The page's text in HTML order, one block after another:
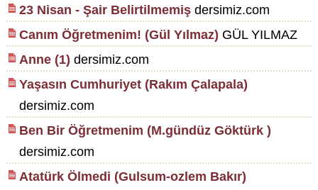
23 Nisan - Şair Belirtilmemişdersimiz.com
Canım Öğretmenim! (Gül Yılmaz) GÜL YILMAZ
Anne (1) dersimiz.com
Yaşasın Cumhuriyet (Rakım Çalapala)
dersimiz.com
Ben Bir Öğretmenim (M.gündüz Göktürk )
dersimiz.com
Atatürk Ölmedi (Gulsum-ozlem Bakır)